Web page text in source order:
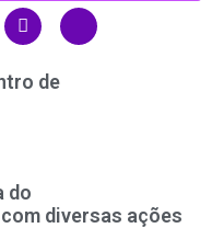
de
do
diversas ações